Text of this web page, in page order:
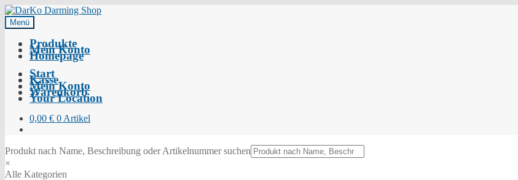
Menü
Produkte
Mein Konto
Homepage
Start
Kasse
Mein Konto
Warenkorb
Your Location
0,00 € 0 Artikel
Produkt nach Name, Beschreibung oder Artikelnummer suchen
×
Alle Kategorien